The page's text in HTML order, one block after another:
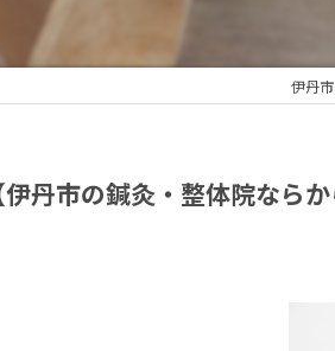
伊丹
市の鍼灸・整体院ならか